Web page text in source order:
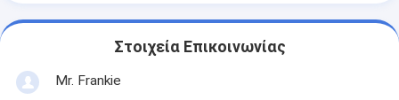
Στοιχεία Επικοινωνίας
Mr. Frankie